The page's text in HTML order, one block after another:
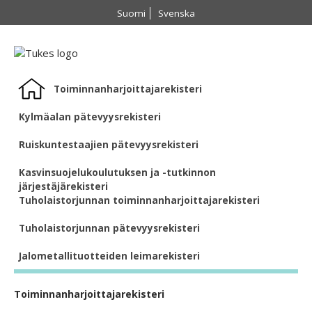
Suomi Svenska
Etusivu Toiminnanharjoittajarekisteri
Kylmäalan pätevyysrekisteri
Ruiskuntestaajien pätevyysrekisteri
Kasvinsuojelukoulutuksen ja -tutkinnon
järjestäjärekisteri
Tuholaistorjunnan toiminnanharjoittajarekisteri
Tuholaistorjunnan pätevyysrekisteri
Jalometallituotteiden leimarekisteri
Toiminnanharjoittajarekisteri